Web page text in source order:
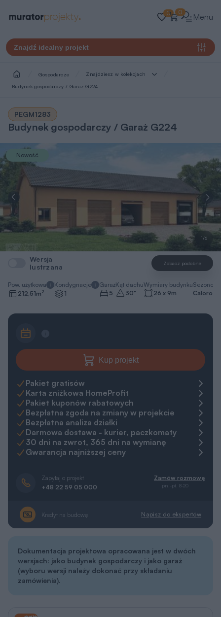
0 0 Menu
Znajdź idealny projekt
Gospodarcze Znajdziesz w kolekcjach
Budynek gospodarczy / Garaż G224
PEGM1283
Budynek gospodarczy / Garaż G224
1/6
Nowość
Wersja
lustrzana
Zobacz podobne
Pow. użytkowa
212,51m2
Kondygnacje
1
Garaż
5
Kąt dachu
30°
Wymiary budynku
26 x 9m
Kup projekt
Pakiet gratisów
Karta zniżkowa HomeProfit
Pakiet kuponów rabatowych
Bezpłatna zgoda na zmiany w projekcie
Bezpłatna analiza działki
Darmowa dostawa - kurier, paczkomaty
30 dni na zwrot, 365 dni na wymianę
Gwarancja najniższej ceny
Zapytaj o projekt
+48 22 59 05 000
Zamów rozmowę
pn.-pt. 8-20
Kredyt na budowę Napisz do ekspertów
Dokumentacja projektowa opracowana jest w dwóch
wersjach: jako budynek gospodarczy i jako garaż
(wyboru wersji należy dokonać przy składaniu
zamówienia).